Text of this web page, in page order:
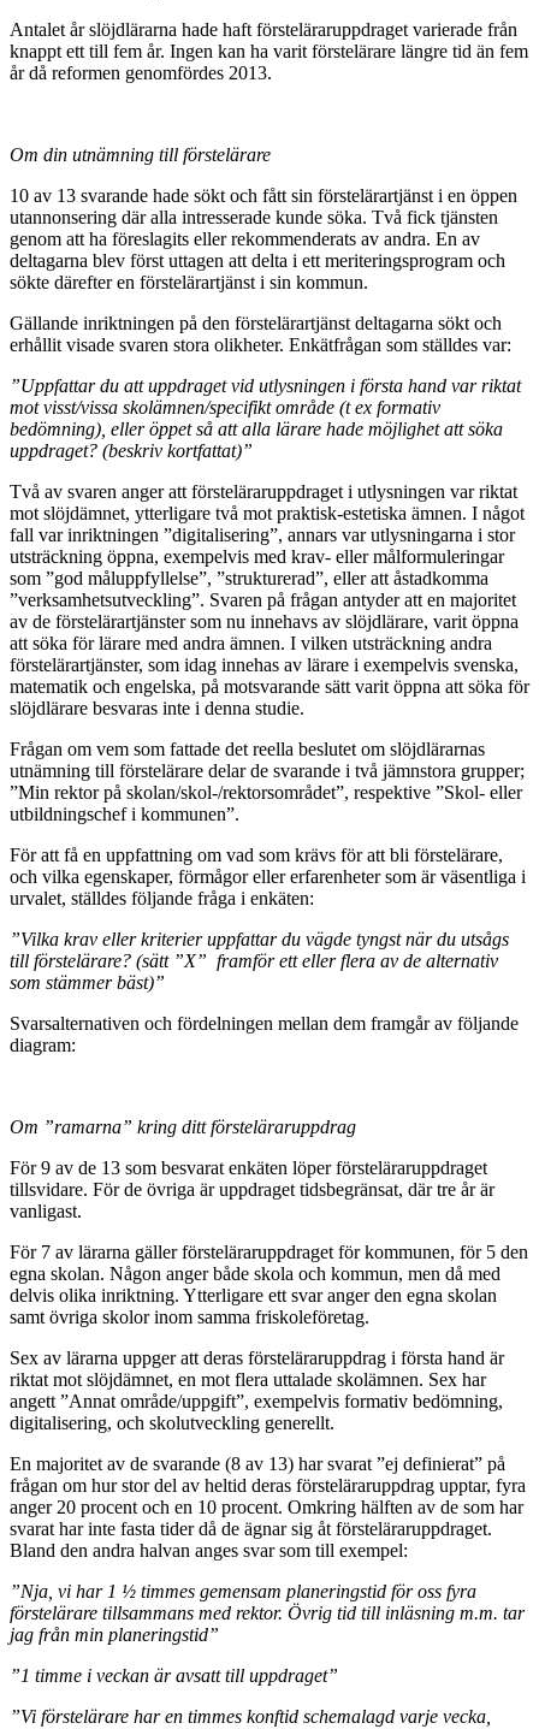
Antalet år slöjdlärarna hade haft försteläraruppdraget varierade från
knappt ett till fem år. Ingen kan ha varit förstelärare längre tid än fem
år då reformen genomfördes 2013.
Om din utnämning till förstelärare
10 av 13 svarande hade sökt och fått sin förstelärartjänst i en öppen
utannonsering där alla intresserade kunde söka. Två fick tjänsten
genom att ha föreslagits eller rekommenderats av andra. En av
deltagarna blev först uttagen att delta i ett meriteringsprogram och
sökte därefter en förstelärartjänst i sin kommun.
Gällande inriktningen på den förstelärartjänst deltagarna sökt och
erhållit visade svaren stora olikheter. Enkätfrågan som ställdes var:
”Uppfattar du att uppdraget vid utlysningen i första hand var riktat
mot visst/vissa skolämnen/specifikt område (t ex formativ
bedömning), eller öppet så att alla lärare hade möjlighet att söka
uppdraget? (beskriv kortfattat)”
Två av svaren anger att försteläraruppdraget i utlysningen var riktat
mot slöjdämnet, ytterligare två mot praktisk-estetiska ämnen. I något
fall var inriktningen ”digitalisering”, annars var utlysningarna i stor
utsträckning öppna, exempelvis med krav- eller målformuleringar
som ”god måluppfyllelse”, ”strukturerad”, eller att åstadkomma
”verksamhetsutveckling”. Svaren på frågan antyder att en majoritet
av de förstelärartjänster som nu innehavs av slöjdlärare, varit öppna
att söka för lärare med andra ämnen. I vilken utsträckning andra
förstelärartjänster, som idag innehas av lärare i exempelvis svenska,
matematik och engelska, på motsvarande sätt varit öppna att söka för
slöjdlärare besvaras inte i denna studie.
Frågan om vem som fattade det reella beslutet om slöjdlärarnas
utnämning till förstelärare delar de svarande i två jämnstora grupper;
”Min rektor på skolan/skol-/rektorsområdet”, respektive ”Skol- eller
utbildningschef i kommunen”.
För att få en uppfattning om vad som krävs för att bli förstelärare,
och vilka egenskaper, förmågor eller erfarenheter som är väsentliga i
urvalet, ställdes följande fråga i enkäten:
”Vilka krav eller kriterier uppfattar du vägde tyngst när du utsågs
till förstelärare? (sätt ”X” framför ett eller flera av de alternativ
som stämmer bäst)”
Svarsalternativen och fördelningen mellan dem framgår av följande
diagram:
Om ”ramarna” kring ditt försteläraruppdrag
För 9 av de 13 som besvarat enkäten löper försteläraruppdraget
tillsvidare. För de övriga är uppdraget tidsbegränsat, där tre år är
vanligast.
För 7 av lärarna gäller försteläraruppdraget för kommunen, för 5 den
egna skolan. Någon anger både skola och kommun, men då med
delvis olika inriktning. Ytterligare ett svar anger den egna skolan
samt övriga skolor inom samma friskoleföretag.
Sex av lärarna uppger att deras försteläraruppdrag i första hand är
riktat mot slöjdämnet, en mot flera uttalade skolämnen. Sex har
angett ”Annat område/uppgift”, exempelvis formativ bedömning,
digitalisering, och skolutveckling generellt.
En majoritet av de svarande (8 av 13) har svarat ”ej definierat” på
frågan om hur stor del av heltid deras försteläraruppdrag upptar, fyra
anger 20 procent och en 10 procent. Omkring hälften av de som har
svarat har inte fasta tider då de ägnar sig åt försteläraruppdraget.
Bland den andra halvan anges svar som till exempel:
”Nja, vi har 1 ½ timmes gemensam planeringstid för oss fyra
förstelärare tillsammans med rektor. Övrig tid till inläsning m.m. tar
jag från min planeringstid”
”1 timme i veckan är avsatt till uppdraget”
”Vi förstelärare har en timmes konftid schemalagd varje vecka,